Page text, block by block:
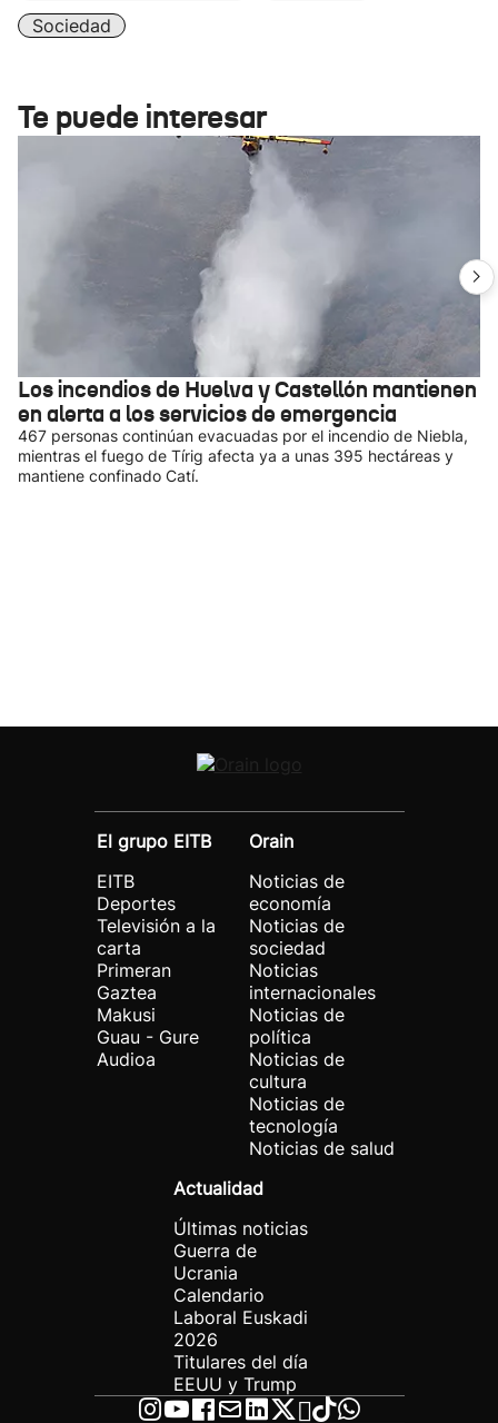
Sociedad
Te puede interesar
Los incendios de Huelva y Castellón mantienen
en alerta a los servicios de emergencia
467 personas continúan evacuadas por el incendio de Niebla,
mientras el fuego de Tírig afecta ya a unas 395 hectáreas y
mantiene confinado Catí.
El grupo EITB
EITB
Deportes
Televisión a la
carta
Primeran
Gaztea
Makusi
Guau - Gure
Audioa
Orain
Noticias de
economía
Noticias de
sociedad
Noticias
internacionales
Noticias de
política
Noticias de
cultura
Noticias de
tecnología
Noticias de salud
Actualidad
Últimas noticias
Guerra de
Ucrania
Calendario
Laboral Euskadi
2026
Titulares del día
EEUU y Trump